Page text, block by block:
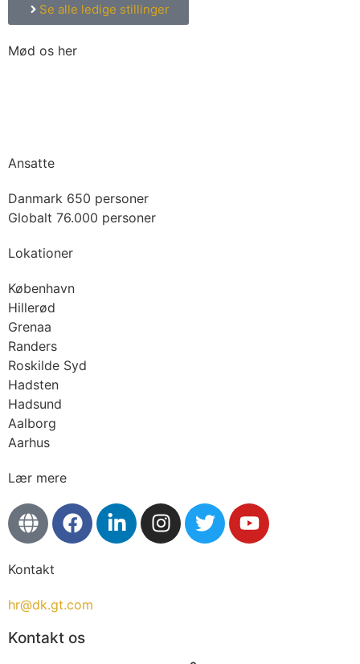
Se alle ledige stillinger
Mød os her
Ansatte
Danmark 650 personer
Globalt 76.000 personer
Lokationer
København
Hillerød
Grenaa
Randers
Roskilde Syd
Hadsten
Hadsund
Aalborg
Aarhus
Lær mere
Kontakt
hr@dk.gt.com
Kontakt os